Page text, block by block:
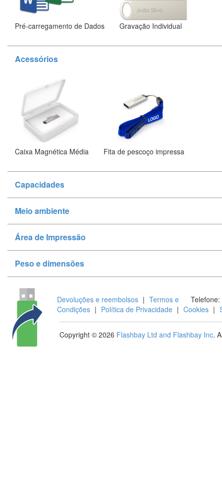
Pré-carregamento de Dados Gravação Individual
Acessórios
Caixa Magnética Média Fita de pescoço impressa
Capacidades
Meio ambiente
Área de Impressão
Peso e dimensões
Telefone:
Devoluções e reembolsos | Termos e
Condições | Política de Privacidade | Cookies |
Copyright © 2026 Flashbay Ltd and Flashbay Inc.